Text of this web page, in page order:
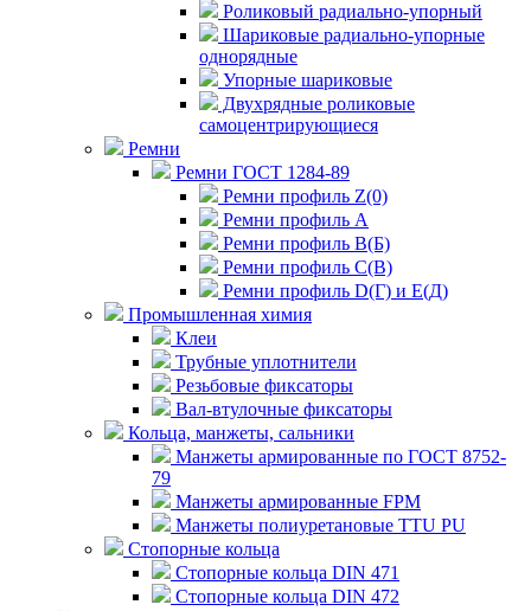
Роликовый радиально-упорный
Шариковые радиально-упорные
однорядные
Упорные шариковые
Двухрядные роликовые
самоцентрирующиеся
Ремни
Ремни ГОСТ 1284-89
Ремни профиль Z(0)
Ремни профиль А
Ремни профиль В(Б)
Ремни профиль С(В)
Ремни профиль D(Г) и E(Д)
Промышленная химия
Клеи
Трубные уплотнители
Резьбовые фиксаторы
Вал-втулочные фиксаторы
Кольца, манжеты, сальники
Манжеты армированные по ГОСТ 8752-
79
Манжеты армированные FPM
Манжеты полиуретановые TTU PU
Стопорные кольца
Стопорные кольца DIN 471
Стопорные кольца DIN 472